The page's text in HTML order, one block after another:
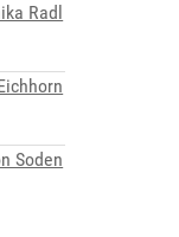
Radl
Soden